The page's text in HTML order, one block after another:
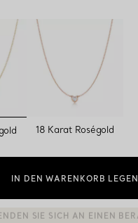
18 Karat Roségold
IN DEN WARENKORB LEGEN